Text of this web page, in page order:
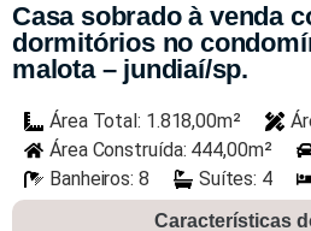
Casa sobrado à venda
dormitórios no
malota – jundiaí/sp.
Área Total: 1.818,00m²
Área Construída: 444,00m²
Banheiros: 8
Suítes: 4
Características